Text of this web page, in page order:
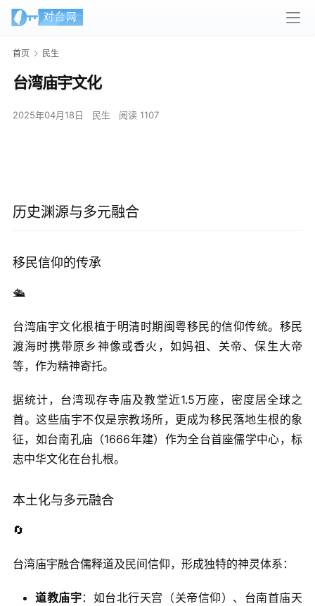
首页 民生
台湾庙宇文化
2025年04月18日 民生 阅读 1107
历史渊源与多元融合
移民信仰的传承
🛳️
台湾庙宇文化根植于明清时期闽粤移民的信仰传统。移民
渡海时携带原乡神像或香火，如妈祖、关帝、保生大帝
等，作为精神寄托。
据统计，台湾现存寺庙及教堂近1.5万座，密度居全球之
首。这些庙宇不仅是宗教场所，更成为移民落地生根的象
征，如台南孔庙（1666年建）作为全台首座儒学中心，标
志中华文化在台扎根。
本土化与多元融合
🔄
台湾庙宇融合儒释道及民间信仰，形成独特的神灵体系：
道教庙宇：如台北行天宫（关帝信仰）、台南首庙天